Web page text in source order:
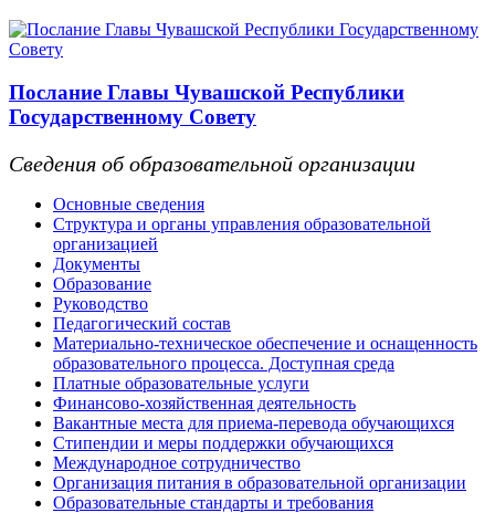
Послание Главы Чувашской Республики
Государственному Совету
Сведения об образовательной организации
Основные сведения
Структура и органы управления образовательной
организацией
Документы
Образование
Руководство
Педагогический состав
Материально-техническое обеспечение и оснащенность
образовательного процесса. Доступная среда
Платные образовательные услуги
Финансово-хозяйственная деятельность
Вакантные места для приема-перевода обучающихся
Стипендии и меры поддержки обучающихся
Международное сотрудничество
Организация питания в образовательной организации
Образовательные стандарты и требования